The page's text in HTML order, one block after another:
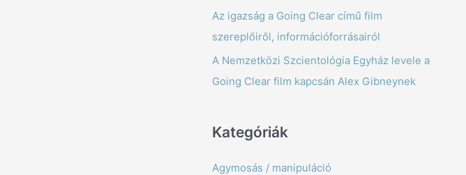
Az igazság a Going Clear című film
szereplőiről, információforrásairól
A Nemzetközi Szcientológia Egyház levele a
Going Clear film kapcsán Alex Gibneynek
Kategóriák
Agymosás / manipuláció